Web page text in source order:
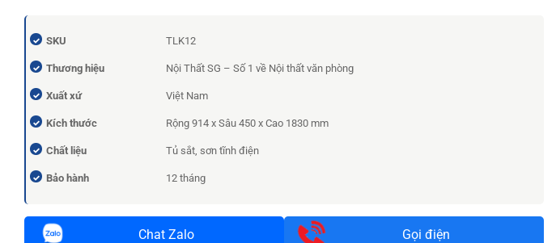
SKU TLK12
Thương hiệu Nội Thất SG – Số 1 về Nội thất văn phòng
Xuất xứ Việt Nam
Kích thước Rộng 914 x Sâu 450 x Cao 1830 mm
Chất liệu Tủ sắt, sơn tĩnh điện
Bảo hành 12 tháng
Chat Zalo Gọi điện